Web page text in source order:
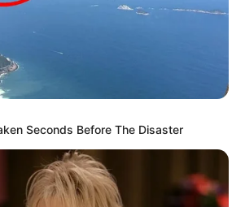
την έναρξη του Συμβουλίου για τον
Με...
ΕΓΓΡΑΦΕΊΤΕ
Seconds Before The Disaster